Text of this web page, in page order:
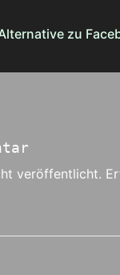
zu
veröffentlicht.